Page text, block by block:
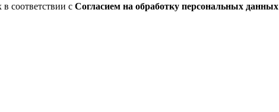
соответствии с Согласием на обработку персональных данных